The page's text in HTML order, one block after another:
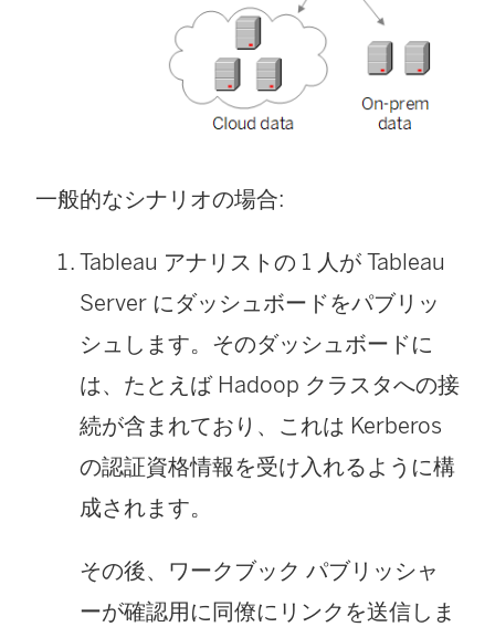
一般的なシナリオの場合:
Tableau アナリストの 1 人が Tableau
Server にダッシュボードをパブリッ
シュします。そのダッシュボードに
は、たとえば Hadoop クラスタへの接
続が含まれており、これは Kerberos
の認証資格情報を受け入れるように構
成されます。
その後、ワークブック パブリッシャ
ーが確認用に同僚にリンクを送信しま